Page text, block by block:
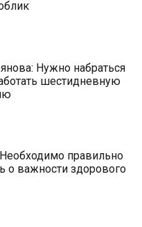
Нужно набраться
шестидневную
правильно
о важности здорового